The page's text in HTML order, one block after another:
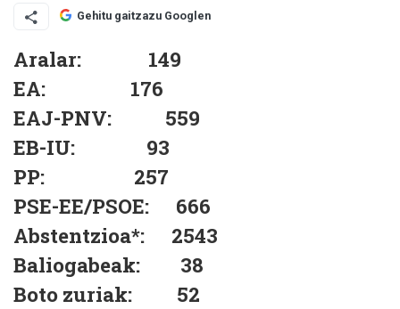
Gehitu gaitzazu Googlen
Aralar: 149
EA: 176
EAJ-PNV: 559
EB-IU: 93
PP: 257
PSE-EE/PSOE: 666
Abstentzioa*: 2543
Baliogabeak: 38
Boto zuriak: 52